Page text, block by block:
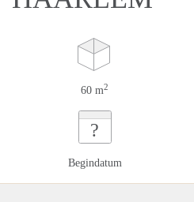
60 m2
?
Begindatum